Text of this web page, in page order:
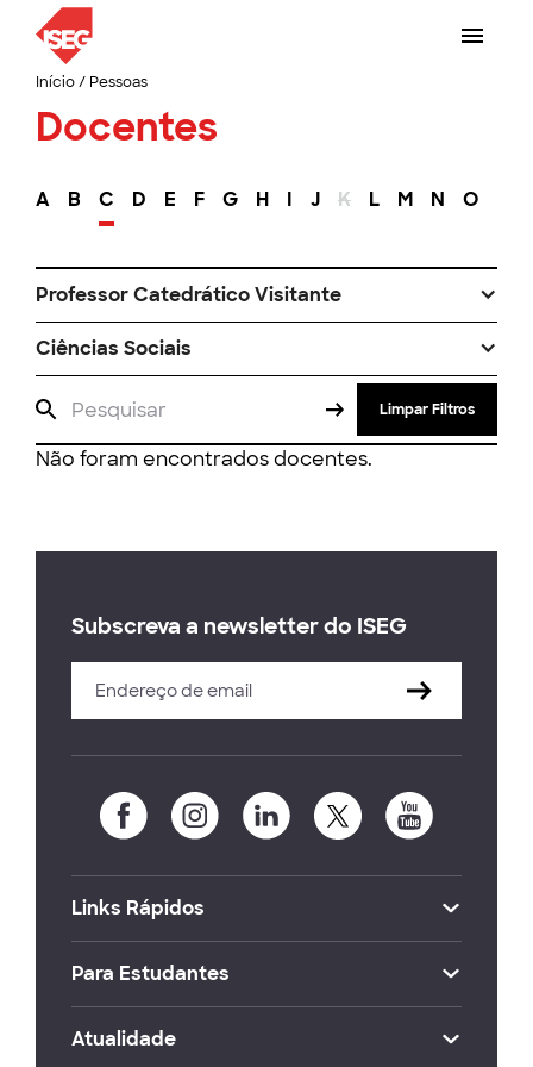
Início/ Pessoas
Docentes
A B C D E F G H I J K L M N O
Professor Catedrático Visitante
Ciências Sociais
Limpar Filtros
Não foram encontrados docentes.
Subscreva a newsletter do ISEG
Links Rápidos
Para Estudantes
Atualidade